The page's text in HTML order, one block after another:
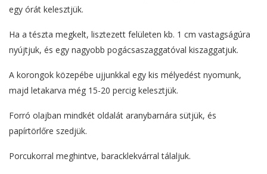
egy órát kelesztjük.
Ha a tészta megkelt, lisztezett felületen kb. 1 cm vastagságúra
nyújtjuk, és egy nagyobb pogácsaszaggatóval kiszaggatjuk.
A korongok közepébe ujjunkkal egy kis mélyedést nyomunk,
majd letakarva még 15-20 percig kelesztjük.
Forró olajban mindkét oldalát aranybarnára sütjük, és
papírtörlőre szedjük.
Porcukorral meghintve, baracklekvárral tálaljuk.